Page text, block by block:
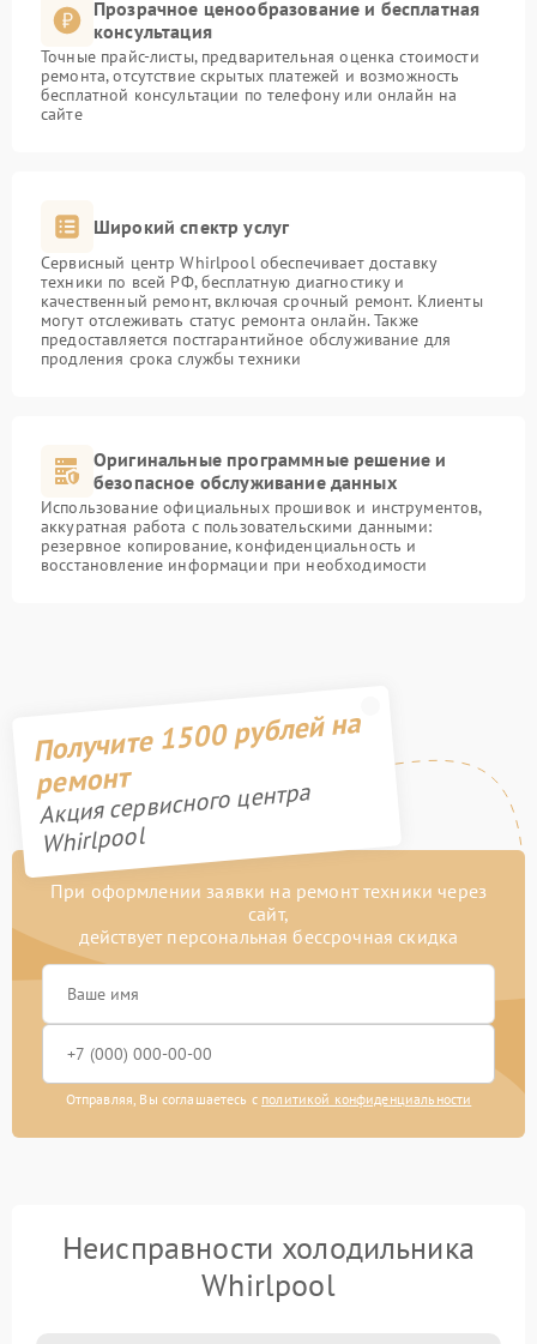
Прозрачное ценообразование и бесплатная
консультация
Точные прайс-листы, предварительная оценка стоимости
ремонта, отсутствие скрытых платежей и возможность
бесплатной консультации по телефону или онлайн на
сайте
Широкий спектр услуг
Сервисный центр Whirlpool обеспечивает доставку
техники по всей РФ, бесплатную диагностику и
качественный ремонт, включая срочный ремонт. Клиенты
могут отслеживать статус ремонта онлайн. Также
предоставляется постгарантийное обслуживание для
продления срока службы техники
Оригинальные программные решение и
безопасное обслуживание данных
Использование официальных прошивок и инструментов,
аккуратная работа с пользовательскими данными:
резервное копирование, конфиденциальность и
восстановление информации при необходимости
Получите 1500 рублей на
ремонт
Акция сервисного центра
Whirlpool
При оформлении заявки на ремонт техники через
сайт,
действует персональная бессрочная скидка
Отправляя, Вы соглашаетесь с политикой конфиденциальности
Неисправности холодильника
Whirlpool